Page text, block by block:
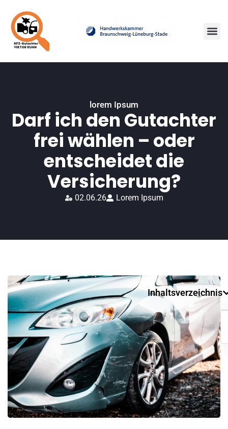
lorem Ipsum
Darf ich den Gutachter
frei wählen – oder
entscheidet die
Versicherung?
02.06.26 Lorem Ipsum
Inhaltsverzeichnis